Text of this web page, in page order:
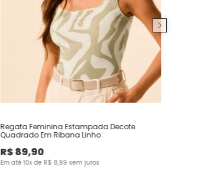
Regata Feminina Estampada Decote
Quadrado Em Ribana Linho
R$89,90
Em até10x de R$ 8,99 sem juros